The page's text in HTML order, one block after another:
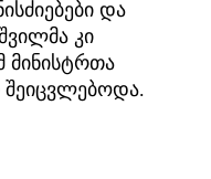
და
კი
შეიცვლებოდა.